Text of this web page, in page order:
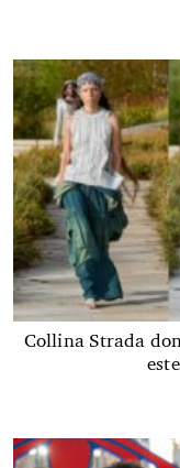
Collina Strada